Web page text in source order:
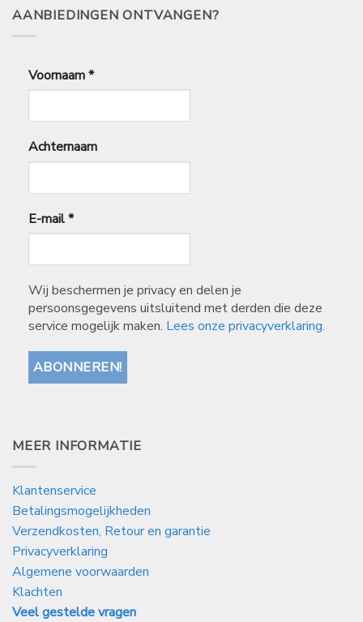
AANBIEDINGEN ONTVANGEN?
Voornaam*
Achternaam
E-mail*
Wij beschermen je privacy en delen je
persoonsgegevens uitsluitend met derden die deze
service mogelijk maken. Lees onze privacyverklaring.
MEER INFORMATIE
Klantenservice
Betalingsmogelijkheden
Verzendkosten, Retour en garantie
Privacyverklaring
Algemene voorwaarden
Klachten
Veel gestelde vragen